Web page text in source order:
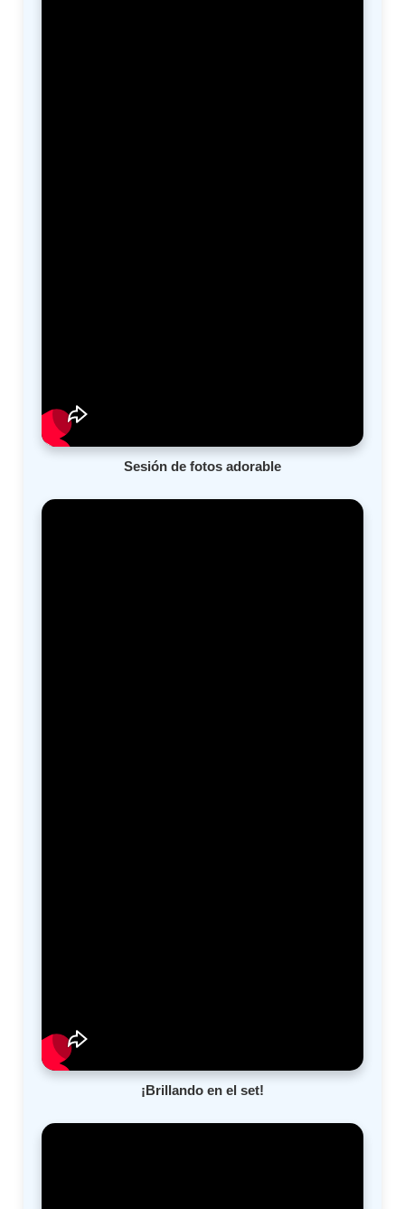
Sesión de fotos adorable
¡Brillando en el set!